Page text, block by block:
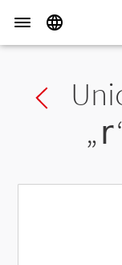
Previous
„𝗋